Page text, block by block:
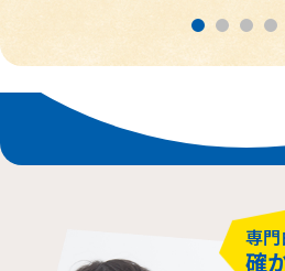
専
確
荒川区
横浜市青葉区